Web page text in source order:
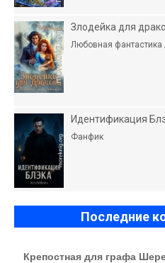
Злодейка для
Любовная
Идентификация
Фанфик
Последние
Крепостная для графа